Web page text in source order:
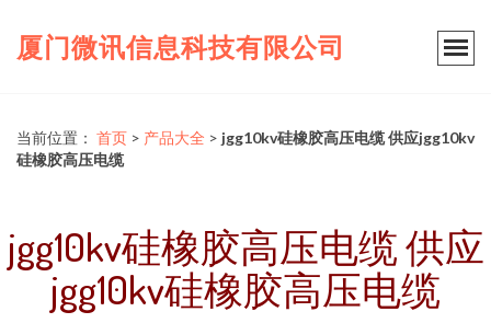
厦门微讯信息科技有限公司
当前位置： 首页 > 产品大全 > jgg10kv硅橡胶高压电缆 供应jgg10kv
硅橡胶高压电缆
jgg10kv硅橡胶高压电缆 供应
jgg10kv硅橡胶高压电缆